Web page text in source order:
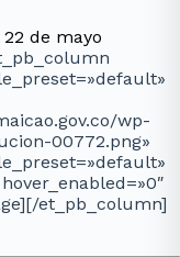
de mayo
wp-
00772.png»
et_pb_column]